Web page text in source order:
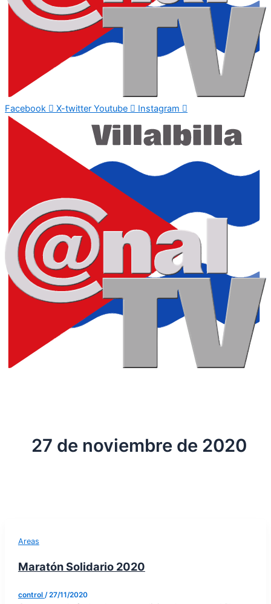
Facebook X-twitter Youtube Instagram
27 de noviembre de 2020
Areas
Maratón Solidario 2020
control /27/11/2020